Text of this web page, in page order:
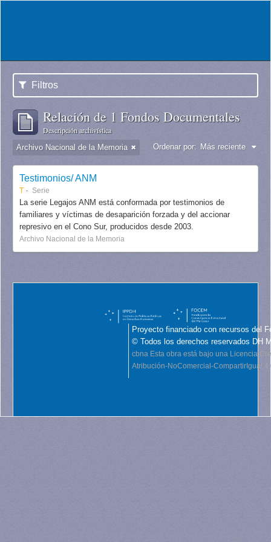
Filtros
Relación de 1 Fondos Documentales
Descripción archivística
Archivo Nacional de la Memoria Ordenar por: Más reciente
Testimonios/ ANM
T Serie
La serie Legajos ANM está conformada por testimonios de
familiares y víctimas de desaparición forzada y del accionar
represivo en el Cono Sur, producidos desde 2003.
Archivo Nacional de la Memoria
Proyecto financiado con recursos del
© Todos los derechos reservados DH
cbna Esta obra está bajo una Licencia
Atribución-NoComercial-CompartirIgual